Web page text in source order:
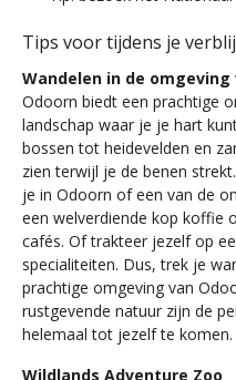
Tips voor tijdens je
Wandelen in de omgeving
Odoorn biedt een prachtige
landschap waar je je hart
bossen tot heidevelden en
zien terwijl je de benen
je in Odoorn of een van de
een welverdiende kop koffie
cafés. Of trakteer jezelf op
specialiteiten. Dus, trek je
prachtige omgeving van
rustgevende natuur zijn de
helemaal tot jezelf te komen.
Wildlands Adventure Zoo